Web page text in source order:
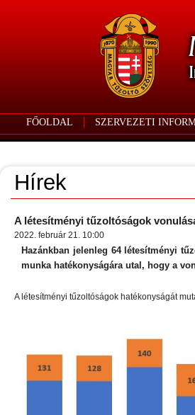
FŐOLDAL SZERVEZETI
Hírek
A létesítményi tűzoltóságok
2022. február 21. 10:00
Hazánkban jelenleg 64 létesítményi
munka hatékonyságára utal, hogy a
A létesítményi tűzoltóságok hatékonyságát